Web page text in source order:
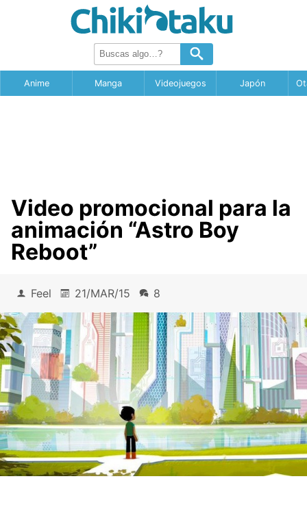
Anime Manga Videojuegos Japón
Video promocional para la
animación “Astro Boy
Reboot”
Feel 21/MAR/15 8